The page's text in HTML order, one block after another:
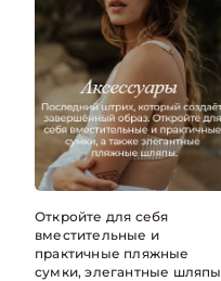
Откройте для себя
вместительные и
практичные пляжные
сумки, элегантные шляпы